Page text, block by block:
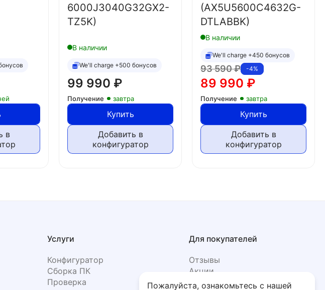
в
6000J3040G32GX2-
TZ5K)
В наличии
We'll charge +500 бонусов
99 990 ₽
Получение завтра
Купить
Добавить в
конфигуратор
(AX5U5600C4632G-
DTLABBK)
В наличии
We'll charge +450 бонусов
-4%
93 590₽
89 990 ₽
Получение завтра
Купить
Добавить в
конфигуратор
Услуги
Конфигуратор
Сборка ПК
Проверка
Для покупателей
Отзывы
Акции
Фото
Пожалуйста, ознакомьтесь с нашей